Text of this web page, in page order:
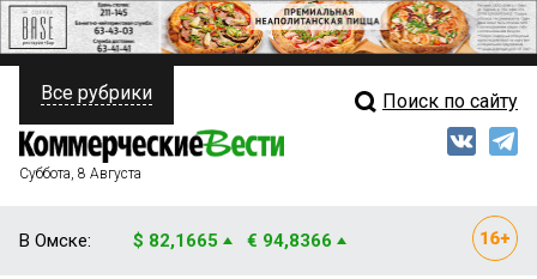
ПОЛИТИКА
ФИНАНСЫ
Свежий выпуск
Все рубрики Поиск по сайту
Суббота, 8 Августа
В Омске: $ 82,1665 € 94,8366